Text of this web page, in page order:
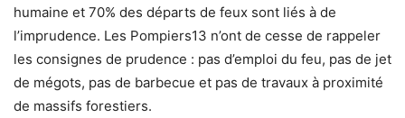
humaine et 70% des départs de feux sont liés à de
l’imprudence. Les Pompiers13 n’ont de cesse de rappeler
les consignes de prudence : pas d’emploi du feu, pas de jet
de mégots, pas de barbecue et pas de travaux à proximité
de massifs forestiers.